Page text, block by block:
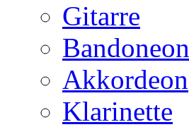
Gitarre
Bandoneon
Akkordeon
Klarinette